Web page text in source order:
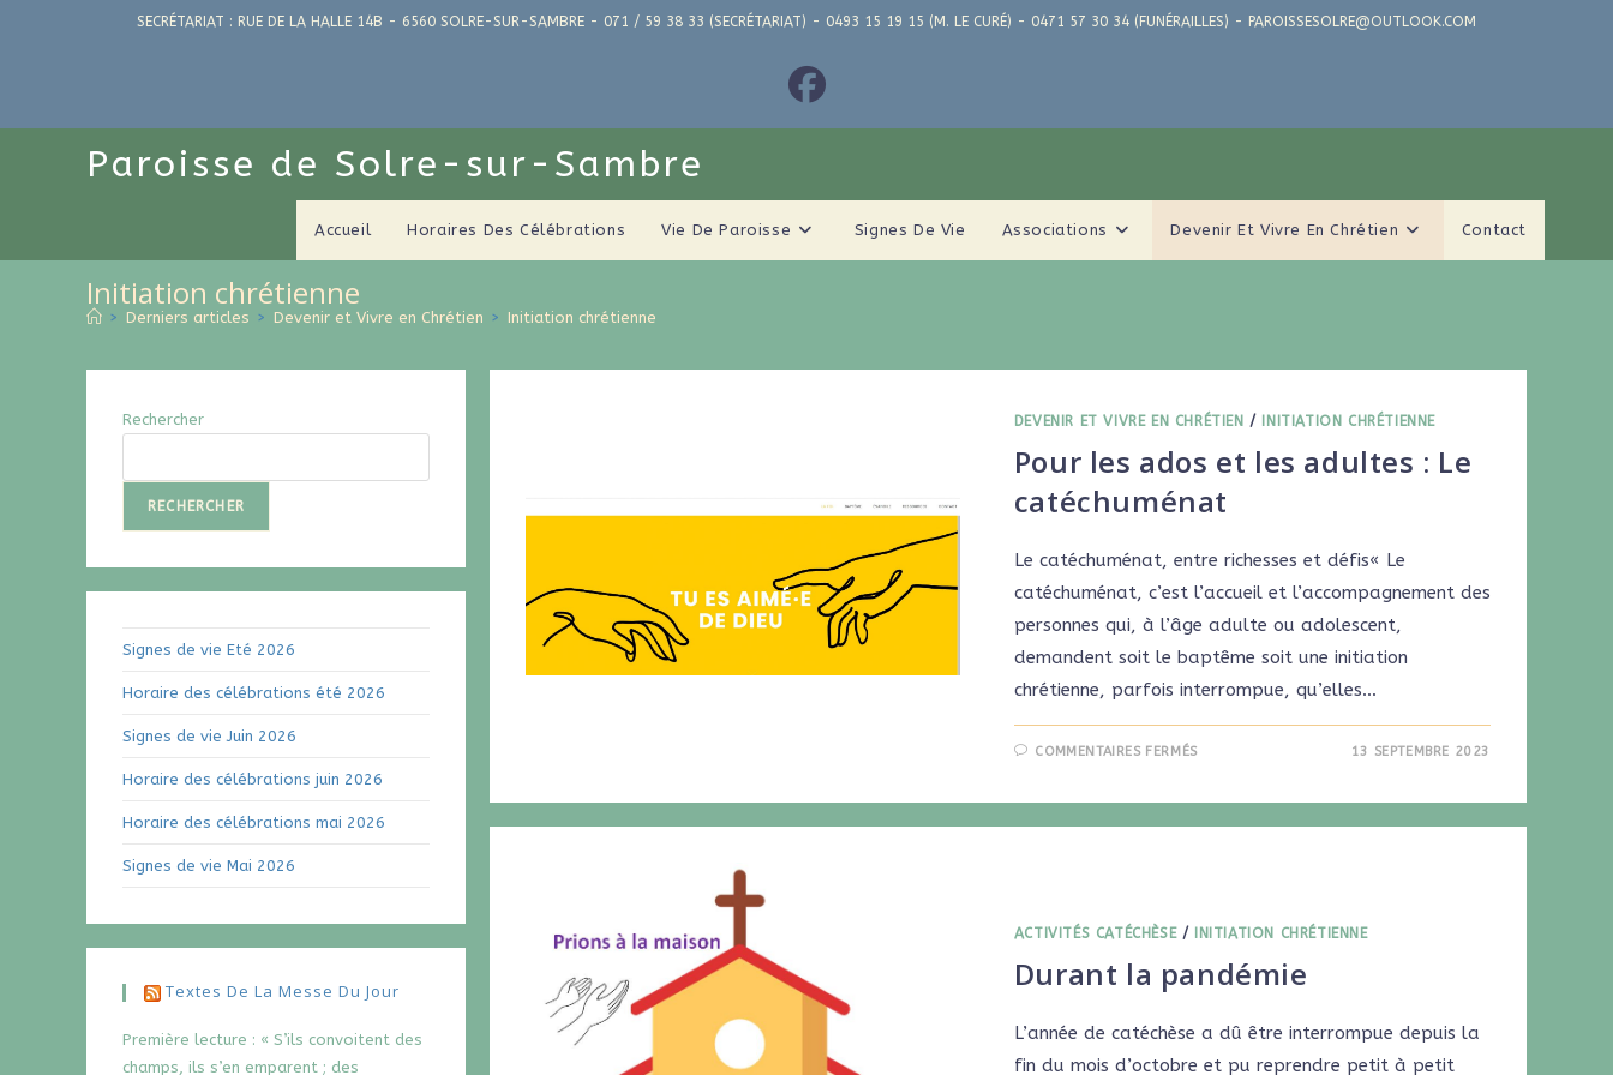
SECRÉTARIAT : RUE DE LA HALLE 14B - 6560 SOLRE-SUR-SAMBRE - 071 / 59 38 33 (SECRÉTARIAT) - 0493 15 19 15 (M. LE CURÉ) - 0471 57 30 34 (FUNÉRAILLES) - PAROISSESOLRE@OUTLOOK.COM
Paroisse de Solre-sur-Sambre
Accueil Horaires Des Célébrations Vie De Paroisse Signes De Vie Associations Devenir Et Vivre En Chrétien Contact
Initiation chrétienne
> Derniers articles > Devenir et Vivre en Chrétien > Initiation chrétienne
DEVENIR ET VIVRE EN CHRÉTIEN / INITIATION CHRÉTIENNE
Pour les ados et les adultes : Le
catéchuménat
Le catéchuménat, entre richesses et défis« Le
catéchuménat, c’est l’accueil et l’accompagnement des
personnes qui, à l’âge adulte ou adolescent,
demandent soit le baptême soit une initiation
chrétienne, parfois interrompue, qu’elles…
COMMENTAIRES FERMÉS 13 SEPTEMBRE 2023
ACTIVITÉS CATÉCHÈSE/ INITIATION CHRÉTIENNE
Durant la pandémie
L’année de catéchèse a dû être interrompue depuis la
fin du mois d’octobre et pu reprendre petit à petit
Rechercher
RECHERCHER
Signes de vie Eté 2026
Horaire des célébrations été 2026
Signes de vie Juin 2026
Horaire des célébrations juin 2026
Horaire des célébrations mai 2026
Signes de vie Mai 2026
Textes De La Messe Du Jour
Première lecture : « S’ils convoitent des
champs, ils s’en emparent ; des